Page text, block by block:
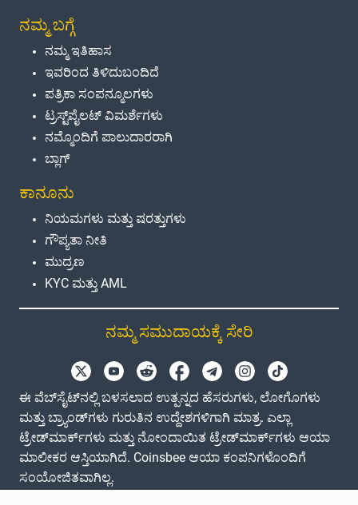
ನಮ್ಮ ಬಗ್ಗೆ
ನಮ್ಮ ಇತಿಹಾಸ
ಇವರಿಂದ ತಿಳಿದುಬಂದಿದೆ
ಪತ್ರಿಕಾ ಸಂಪನ್ಮೂಲಗಳು
ಟ್ರಸ್ಟ್‌ಪೈಲಟ್ ವಿಮರ್ಶೆಗಳು
ನಮ್ಮೊಂದಿಗೆ ಪಾಲುದಾರರಾಗಿ
ಬ್ಲಾಗ್
ಕಾನೂನು
ನಿಯಮಗಳು ಮತ್ತು ಷರತ್ತುಗಳು
ಗೌಪ್ಯತಾ ನೀತಿ
ಮುದ್ರಣ
KYC ಮತ್ತು AML
ನಮ್ಮ ಸಮುದಾಯಕ್ಕೆ ಸೇರಿ
ಈ ವೆಬ್‌ಸೈಟ್‌ನಲ್ಲಿ ಬಳಸಲಾದ ಉತ್ಪನ್ನದ ಹೆಸರುಗಳು, ಲೋಗೊಗಳು
ಮತ್ತು ಬ್ರ್ಯಾಂಡ್‌ಗಳು ಗುರುತಿನ ಉದ್ದೇಶಗಳಿಗಾಗಿ ಮಾತ್ರ. ಎಲ್ಲಾ
ಟ್ರೇಡ್‌ಮಾರ್ಕ್‌ಗಳು ಮತ್ತು ನೋಂದಾಯಿತ ಟ್ರೇಡ್‌ಮಾರ್ಕ್‌ಗಳು ಆಯಾ
ಮಾಲೀಕರ ಆಸ್ತಿಯಾಗಿದೆ. Coinsbee ಆಯಾ ಕಂಪನಿಗಳೊಂದಿಗೆ
ಸಂಯೋಜಿತವಾಗಿಲ್ಲ.